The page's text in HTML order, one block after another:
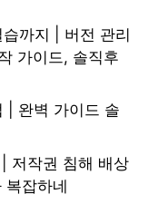
까지 | 버전 관리
가이드, 솔직후
| 완벽 가이드 솔
저작권 침해 배상
복잡하네